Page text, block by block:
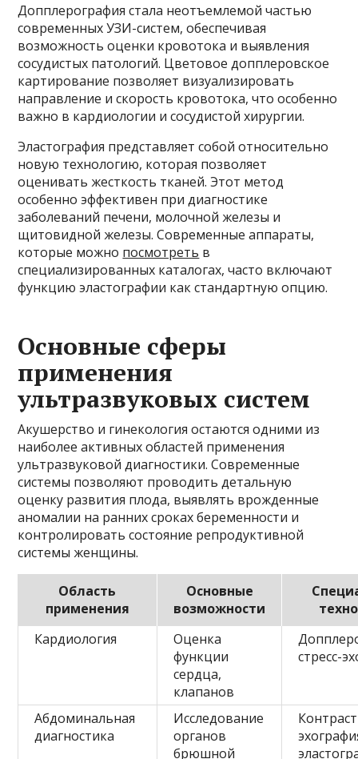
Допплерография стала неотъемлемой частью
современных УЗИ-систем, обеспечивая
возможность оценки кровотока и выявления
сосудистых патологий. Цветовое допплеровское
картирование позволяет визуализировать
направление и скорость кровотока, что особенно
важно в кардиологии и сосудистой хирургии.
Эластография представляет собой относительно
новую технологию, которая позволяет
оценивать жесткость тканей. Этот метод
особенно эффективен при диагностике
заболеваний печени, молочной железы и
щитовидной железы. Современные аппараты,
которые можно посмотреть в
специализированных каталогах, часто включают
функцию эластографии как стандартную опцию.
Основные сферы
применения
ультразвуковых систем
Акушерство и гинекология остаются одними из
наиболее активных областей применения
ультразвуковой диагностики. Современные
системы позволяют проводить детальную
оценку развития плода, выявлять врожденные
аномалии на ранних сроках беременности и
контролировать состояние репродуктивной
системы женщины.
Область
применения
Основные
возможности
Кардиология
Оценка
функции
сердца,
клапанов
стресс-
Абдоминальная
диагностика
Исследование
органов
брюшной